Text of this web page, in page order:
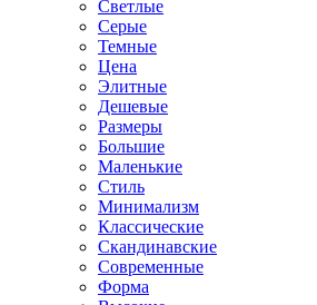
Светлые
Серые
Темные
Цена
Элитные
Дешевые
Размеры
Большие
Маленькие
Стиль
Минимализм
Классические
Скандинавские
Современные
Форма